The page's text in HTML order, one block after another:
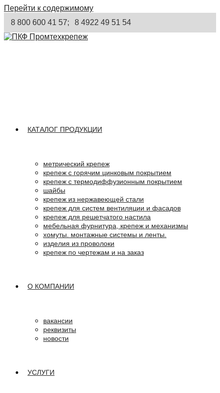
Перейти к содержимому
8 800 600 41 57;
8 4922 49 51 54
КАТАЛОГ ПРОДУКЦИИ
метрический крепеж
крепеж с горячим цинковым покрытием
крепеж с термодиффузионным покрытием
шайбы
крепеж из нержавеющей стали
крепеж для систем вентиляции и фасадов
крепеж для решетчатого настила
мебельная фурнитура, крепеж и механизмы
хомуты. монтажные системы и ленты.
изделия из проволоки
крепеж по чертежам и на заказ
О КОМПАНИИ
вакансии
реквизиты
новости
УСЛУГИ